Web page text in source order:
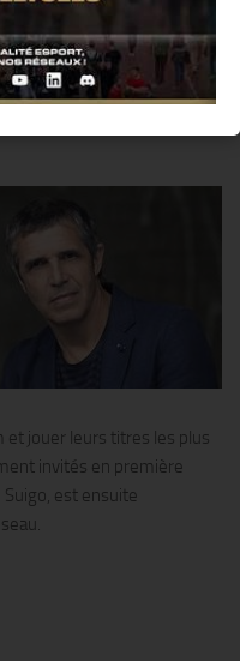
à l’antenne et sur
partage et de proximité
jouer leurs titres les plus
invités en première
Suigo, est ensuite